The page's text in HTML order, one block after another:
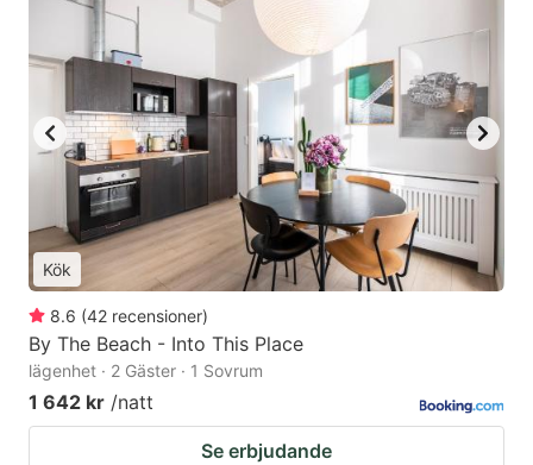
Kök
8.6 (42 recensioner)
By The Beach - Into This Place
lägenhet · 2 Gäster · 1 Sovrum
1 642 kr /natt
Se erbjudande